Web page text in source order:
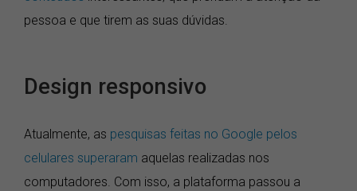
pessoa e que tirem as suas dúvidas.
Design responsivo
Atualmente, as pesquisas feitas no Google pelos
celulares superaram aquelas realizadas nos
computadores. Com isso, a plataforma passou a